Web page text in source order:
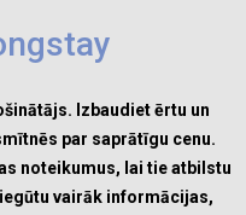
Izbaudiet ērtu un
par saprātīgu cenu.
noteikumus, lai tie atbilstu
vairāk informācijas,